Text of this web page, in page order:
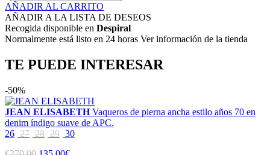
AÑADIR AL CARRITO
AÑADIR A LA LISTA DE DESEOS
Recogida disponible en Despiral
Normalmente está listo en 24 horas Ver información de la tienda
TE PUEDE INTERESAR
-50%
JEAN ELISABETH Vaqueros de pierna ancha estilo años 70 en
denim índigo suave de APC.
26 27 28 29 30